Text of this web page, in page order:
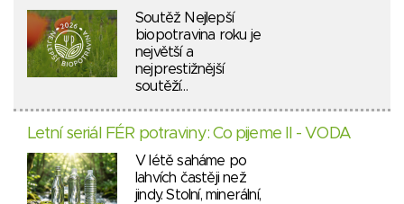
Soutěž Nejlepší
biopotravina roku je
největší a
nejprestižnější
soutěží…
Letní seriál FÉR potraviny: Co pijeme II - VODA
V létě saháme po
lahvích častěji než
jindy. Stolní, minerální,